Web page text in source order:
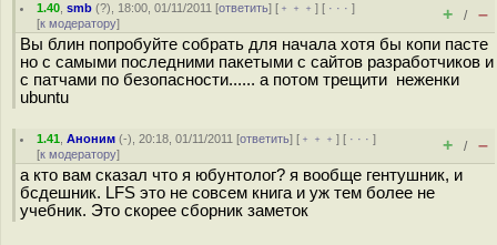
1.40 ,smb (?), 18:00, 01/11/2011 [ответить] [ ﹢﹢﹢] [ · · ·]
[к модератору] + / –
Вы блин попробуйте собрать для начала хотя бы копи пасте
но с самыми последними пакетыми с сайтов разработчиков и
с патчами по безопасности...... а потом трещити неженки
ubuntu
1.41 ,Аноним (-), 20:18, 01/11/2011 [ответить] [ ﹢﹢﹢] [ · · ·]
[к модератору] + / –
а кто вам сказал что я юбунтолог? я вообще гентушник, и
бсдешник. LFS это не совсем книга и уж тем более не
учебник. Это скорее сборник заметок